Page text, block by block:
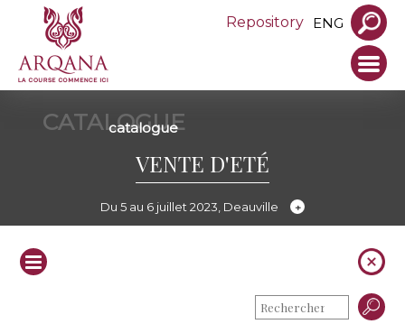
Repository ENG
CATALOGUE
catalogue
VENTE D'ETÉ
Du 5 au 6 juillet 2023, Deauville